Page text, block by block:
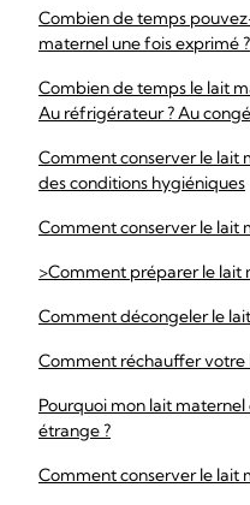
Combien de temps
maternel une fois exprimé ?
Combien de temps le lait
Au réfrigérateur ? Au
Comment conserver le lait
des conditions hygiéniques
Comment conserver le lait
>Comment préparer le lait
Comment décongeler le
Comment réchauffer votre
Pourquoi mon lait
étrange ?
Comment conserver le lait